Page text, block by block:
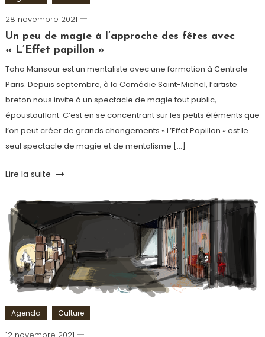
28 novembre 2021
Cédric
Cilia
Un peu de magie à l’approche des fêtes avec
« L’Effet papillon »
Taha Mansour est un mentaliste avec une formation à Centrale
Paris. Depuis septembre, à la Comédie Saint-Michel, l’artiste
breton nous invite à un spectacle de magie tout public,
époustouflant. C’est en se concentrant sur les petits éléments que
l’on peut créer de grands changements « L’Effet Papillon » est le
seul spectacle de magie et de mentalisme […]
Tagged
Saint
Michel
L'Effet
Papillon,
Mentaliste,
Théâtre
Lire la suite
Agenda Culture